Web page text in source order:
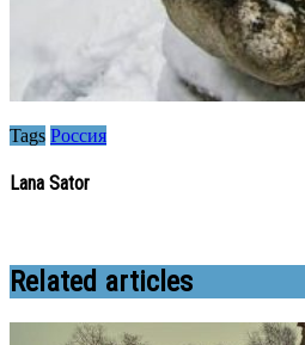
Tags Россия
Lana Sator
Related articles